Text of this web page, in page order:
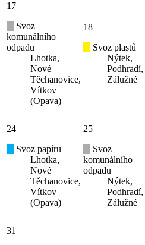
17
Svoz
komunálního
odpadu
Lhotka,
Nové
Těchanovice,
Vítkov
(Opava)
18
Svoz plastů
Nýtek,
Podhradí,
Zálužné
24
Svoz papíru
Lhotka,
Nové
Těchanovice,
Vítkov
(Opava)
25
Svoz
komunálního
odpadu
Nýtek,
Podhradí,
Zálužné
31